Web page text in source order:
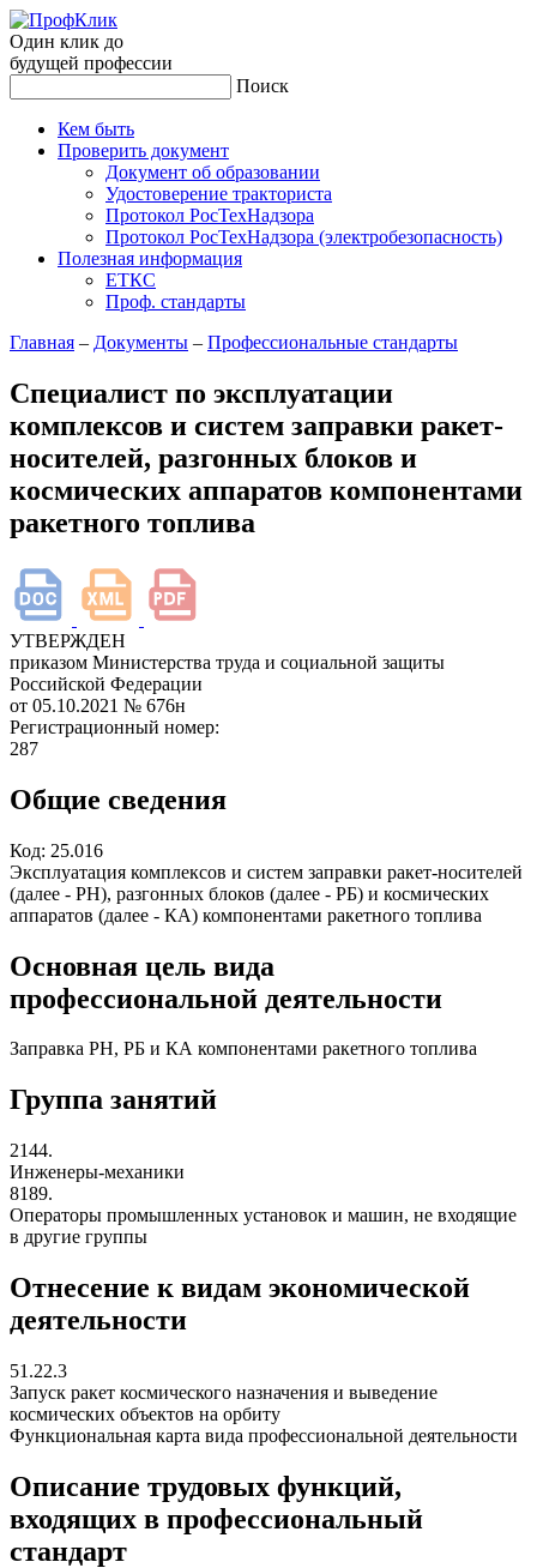
Один клик до
будущей профессии
Поиск
Кем быть
Проверить документ
Документ об образовании
Удостоверение тракториста
Протокол РосТехНадзора
Протокол РосТехНадзора (электробезопасность)
Полезная информация
ЕТКС
Проф. стандарты
Главная – Документы – Профессиональные стандарты
Специалист по эксплуатации
комплексов и систем заправки ракет-
носителей, разгонных блоков и
космических аппаратов компонентами
ракетного топлива
УТВЕРЖДЕН
приказом Министерства труда и социальной защиты
Российской Федерации
от 05.10.2021 № 676н
Регистрационный номер:
287
Общие сведения
Код: 25.016
Эксплуатация комплексов и систем заправки ракет-носителей
(далее - РН), разгонных блоков (далее - РБ) и космических
аппаратов (далее - КА) компонентами ракетного топлива
Основная цель вида
профессиональной деятельности
Заправка РН, РБ и КА компонентами ракетного топлива
Группа занятий
2144.
Инженеры-механики
8189.
Операторы промышленных установок и машин, не входящие
в другие группы
Отнесение к видам экономической
деятельности
51.22.3
Запуск ракет космического назначения и выведение
космических объектов на орбиту
Функциональная карта вида профессиональной деятельности
Описание трудовых функций,
входящих в профессиональный
стандарт